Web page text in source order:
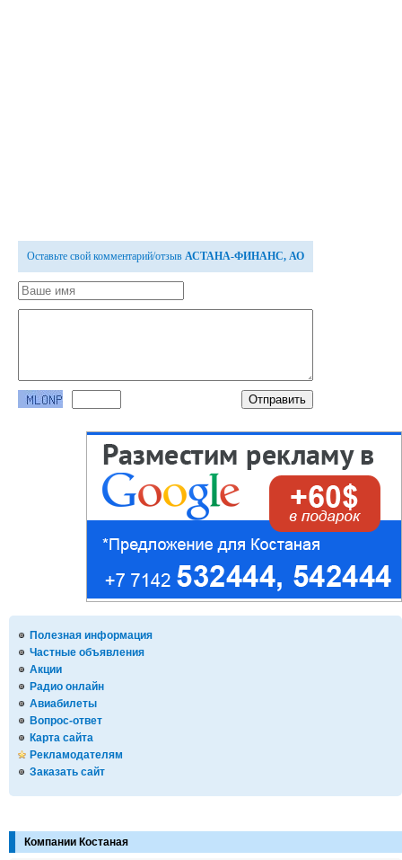
Полезная информация
Частные объявления
Акции
Радио онлайн
Авиабилеты
Вопрос-ответ
Карта сайта
Рекламодателям
Заказать сайт
Компании Костаная
Оставьте свой комментарий/отзыв АСТАНА-ФИНАНС, АО